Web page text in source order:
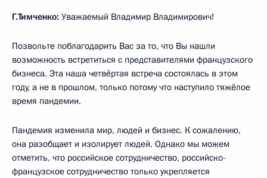
Г.Тимченко: Уважаемый Владимир Владимирович!
Позвольте поблагодарить Вас за то, что Вы нашли
возможность встретиться с представителями французского
бизнеса. Эта наша четвёртая встреча состоялась в этом
году, а не в прошлом, только потому что наступило тяжёлое
время пандемии.
Пандемия изменила мир, людей и бизнес. К сожалению,
она разобщает и изолирует людей. Однако мы можем
отметить, что российское сотрудничество, российско-
французское сотрудничество только укрепляется